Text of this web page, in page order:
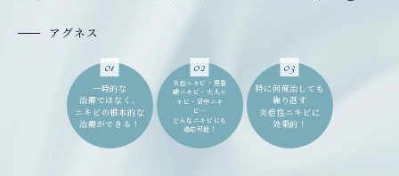
アグネス
01
一時的な
治療ではなく、
ニキビの根本的な
治療ができる！
02
炎症ニキビ・思春
期ニキビ・大人ニ
キビ・背中ニキ
ビ…
どんなニキビにも
適応可能！
03
特に何度治しても
繰り返す
炎症性ニキビに
効果的！